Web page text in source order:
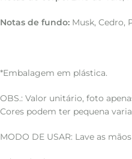
Notas de fundo: Musk, Cedro,
*Embalagem em plástica.
OBS.: Valor unitário, foto
Cores podem ter pequena
MODO DE USAR: Lave as